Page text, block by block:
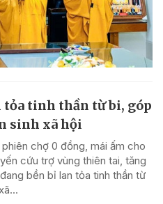
tỏa tinh thần từ bi, góp
sinh xã hội
chợ 0 đồng, mái ấm cho
cứu trợ vùng thiên tai, tăng
bền bỉ lan tỏa tinh thần từ